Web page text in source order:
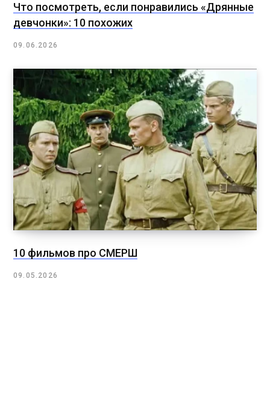
Что посмотреть, если понравились «Дрянные
девчонки»: 10 похожих
09.06.2026
10 фильмов про СМЕРШ
09.05.2026